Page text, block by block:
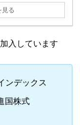
見る
入しています
ンデックス
国株式